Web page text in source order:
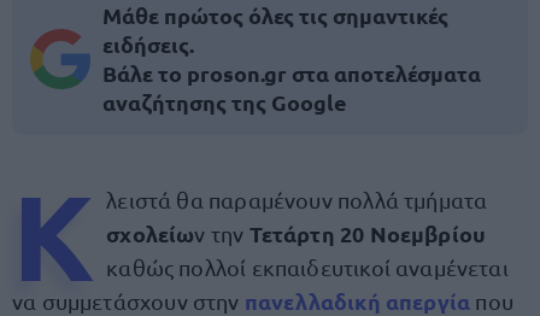
Μάθε πρώτος όλες τις σημαντικές
ειδήσεις.
Βάλε το proson.gr στα αποτελέσματα
αναζήτησης της Google
Κ λειστά θα παραμένουν πολλά τμήματα
σχολείων την Τετάρτη 20 Νοεμβρίου
καθώς πολλοί εκπαιδευτικοί αναμένεται
να συμμετάσχουν στην πανελλαδική απεργία που